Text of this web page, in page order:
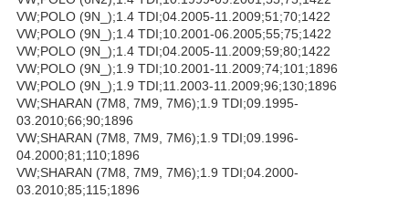
VW;POLO (9N_);1.4 TDI;04.2005-11.2009;51;70;1422
VW;POLO (9N_);1.4 TDI;10.2001-06.2005;55;75;1422
VW;POLO (9N_);1.4 TDI;04.2005-11.2009;59;80;1422
VW;POLO (9N_);1.9 TDI;10.2001-11.2009;74;101;1896
VW;POLO (9N_);1.9 TDI;11.2003-11.2009;96;130;1896
VW;SHARAN (7M8, 7M9, 7M6);1.9 TDI;09.1995-
03.2010;66;90;1896
VW;SHARAN (7M8, 7M9, 7M6);1.9 TDI;09.1996-
04.2000;81;110;1896
VW;SHARAN (7M8, 7M9, 7M6);1.9 TDI;04.2000-
03.2010;85;115;1896